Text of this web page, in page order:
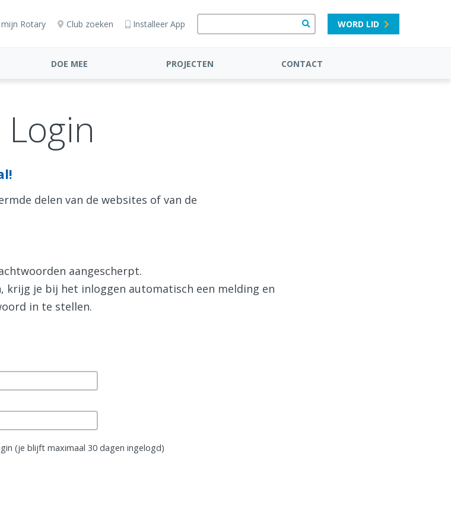
Rotary Club zoeken Installeer App WORD LID
DOE MEE PROJECTEN CONTACT
Login
delen van de websites of van de
aangescherpt.
krijg je bij het inloggen automatisch een melding en
in te stellen.
(je blijft maximaal 30 dagen ingelogd)